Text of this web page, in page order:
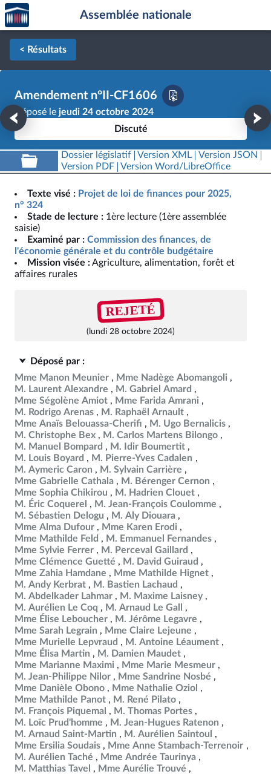
Aller au contenu
Aller en bas de la page
Accèder
à la
page
d'accueil
Assemblée nationale
< Résultats
Amendement n°II-CF1606
Déposé le jeudi 24 octobre 2024
Discuté
Dossier législatif Version XML
Version JSON
Version PDF
Version Word/LibreOffice
Texte visé : Projet de loi de finances pour 2025,
n° 324
Stade de lecture : 1ère lecture (1ère assemblée
saisie)
Examiné par : Commission des finances, de
l'économie générale et du contrôle budgétaire
Mission visée :Agriculture, alimentation, forêt et
affaires rurales
REJETÉ
(lundi 28 octobre 2024)
Déposé par :
Mme Manon Meunier
Mme Nadège Abomangoli
M. Laurent Alexandre
M. Gabriel Amard
Mme Ségolène Amiot
Mme Farida Amrani
M. Rodrigo Arenas
M. Raphaël Arnault
Mme Anaïs Belouassa-Cherifi
M. Ugo Bernalicis
M. Christophe Bex
M. Carlos Martens Bilongo
M. Manuel Bompard
M. Idir Boumertit
M. Louis Boyard
M. Pierre-Yves Cadalen
M. Aymeric Caron
M. Sylvain Carrière
Mme Gabrielle Cathala
M. Bérenger Cernon
Mme Sophia Chikirou
M. Hadrien Clouet
M. Éric Coquerel
M. Jean-François Coulomme
M. Sébastien Delogu
M. Aly Diouara
Mme Alma Dufour
Mme Karen Erodi
Mme Mathilde Feld
M. Emmanuel Fernandes
Mme Sylvie Ferrer
M. Perceval Gaillard
Mme Clémence Guetté
M. David Guiraud
Mme Zahia Hamdane
Mme Mathilde Hignet
M. Andy Kerbrat
M. Bastien Lachaud
M. Abdelkader Lahmar
M. Maxime Laisney
M. Aurélien Le Coq
M. Arnaud Le Gall
Mme Élise Leboucher
M. Jérôme Legavre
Mme Sarah Legrain
Mme Claire Lejeune
Mme Murielle Lepvraud
M. Antoine Léaument
Mme Élisa Martin
M. Damien Maudet
Mme Marianne Maximi
Mme Marie Mesmeur
M. Jean-Philippe Nilor
Mme Sandrine Nosbé
Mme Danièle Obono
Mme Nathalie Oziol
Mme Mathilde Panot
M. René Pilato
M. François Piquemal
M. Thomas Portes
M. Loïc Prud'homme
M. Jean-Hugues Ratenon
M. Arnaud Saint-Martin
M. Aurélien Saintoul
Mme Ersilia Soudais
Mme Anne Stambach-Terrenoir
M. Aurélien Taché
Mme Andrée Taurinya
M. Matthias Tavel
Mme Aurélie Trouvé